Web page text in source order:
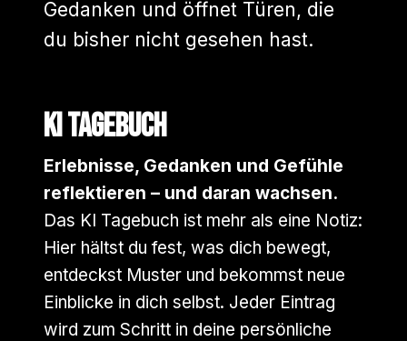
Gedanken und öffnet Türen, die
du bisher nicht gesehen hast.
KI Tagebuch
Erlebnisse, Gedanken und Gefühle
reflektieren – und daran wachsen.
Das KI Tagebuch ist mehr als eine Notiz:
Hier hältst du fest, was dich bewegt,
entdeckst Muster und bekommst neue
Einblicke in dich selbst. Jeder Eintrag
wird zum Schritt in deine persönliche